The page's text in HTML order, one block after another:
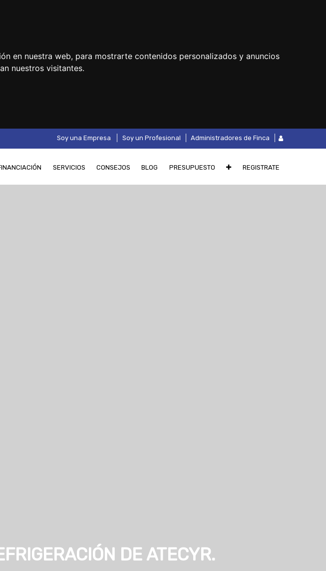
en nuestra web, para mostrarte contenidos personalizados y anuncios
nuestros visitantes.
Soy una Empresa. Soy un Profesional Administradores de Finca
SERVICIOS CONSEJOS BLOG PRESUPUESTO REGISTRATE
DE ATECYR.